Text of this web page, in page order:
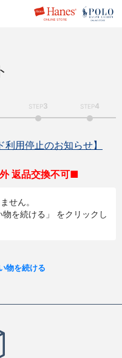
STEP3 STEP4
利用停止のお知らせ】
返品交換不可■
せん。
を続ける」 をクリックし
物を続ける